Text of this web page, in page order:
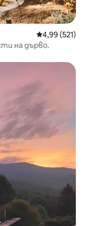
Средна
4,99 (521)
на дърво.